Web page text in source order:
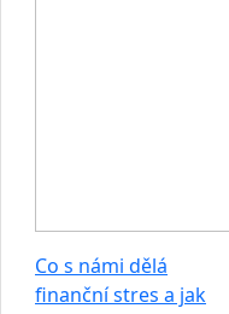
Co s námi dělá
finanční stres a jak